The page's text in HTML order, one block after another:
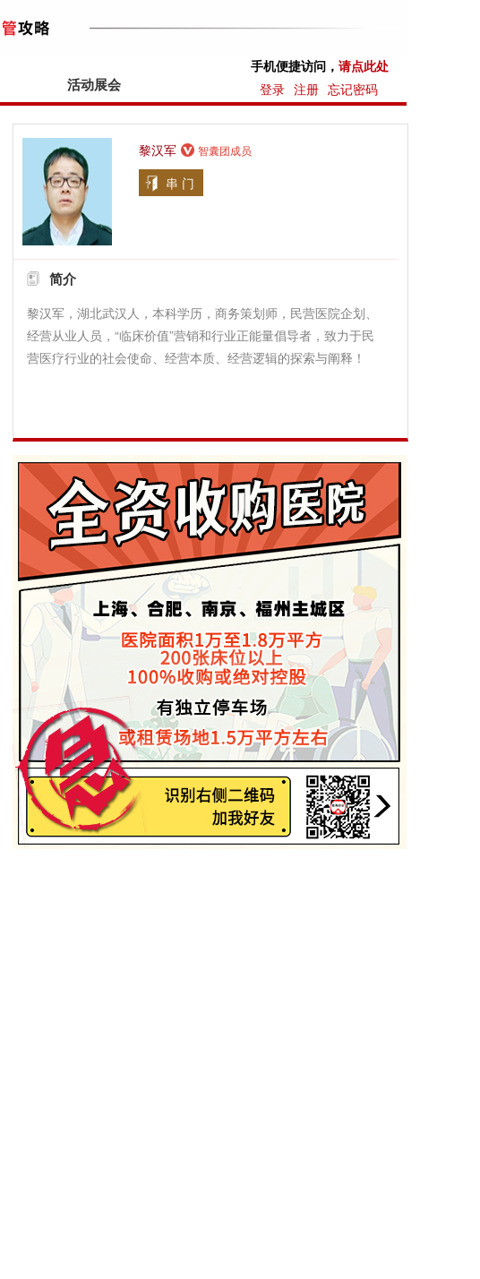
活动展会
手机便捷访问， 请点此处
登录 注册 忘记密码
黎汉军 智囊团成员
串 门
简介
黎汉军，湖北武汉人，本科学历，商务策划师，民营医院企划、
经营从业人员，“临床价值”营销和行业正能量倡导者，致力于民
营医疗行业的社会使命、经营本质、经营逻辑的探索与阐释！